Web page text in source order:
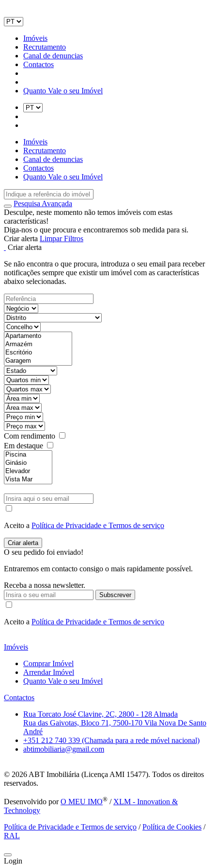
Imóveis
Recrutamento
Canal de denuncias
Contactos
Quanto Vale o seu Imóvel
Imóveis
Recrutamento
Canal de denuncias
Contactos
Quanto Vale o seu Imóvel
Pesquisa Avançada
Desculpe, neste momento não temos imóveis com estas
características!
Diga-nos o que procura e encontraremos sob medida para si.
Criar alerta Limpar Filtros
Criar alerta
Se não encontra o que procura, introduza o seu email para receber
notificações sempre que existir um imóvel com as características
abaixo selecionadas.
Com rendimento
Em destaque
Aceito a Política de Privacidade e Termos de serviço
O seu pedido foi enviado!
Entraremos em contacto consigo o mais rapidamente possível.
Receba a nossa newsletter.
Subscrever
Aceito a Política de Privacidade e Termos de serviço
Imóveis
Comprar Imóvel
Arrendar Imóvel
Quanto Vale o seu Imóvel
Contactos
Rua Torcato José Clavine, 2C, 2800 - 128 Almada
Rua das Gaivotas, Bloco 71, 7500-170 Vila Nova De Santo
André
+351 212 740 339 (Chamada para a rede móvel nacional)
abtimobiliaria@gmail.com
© 2026 ABT Imobiliária (Licença AMI 15477). Todos os direitos
reservados.
Desenvolvido porO MEU IMO® / XLM - Innovation &
Technology
Política de Privacidade e Termos de serviço /Política de Cookies /
RAL
Login